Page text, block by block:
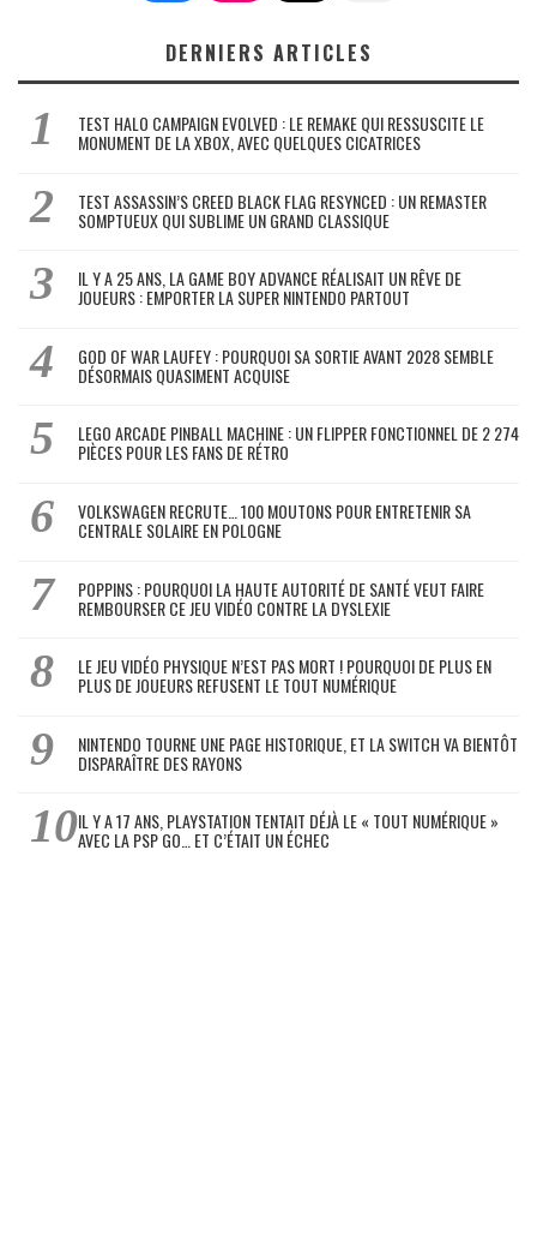
DERNIERS ARTICLES
TEST HALO CAMPAIGN EVOLVED : LE REMAKE QUI RESSUSCITE LE
MONUMENT DE LA XBOX, AVEC QUELQUES CICATRICES
TEST ASSASSIN’S CREED BLACK FLAG RESYNCED : UN REMASTER
SOMPTUEUX QUI SUBLIME UN GRAND CLASSIQUE
IL Y A 25 ANS, LA GAME BOY ADVANCE RÉALISAIT UN RÊVE DE
JOUEURS : EMPORTER LA SUPER NINTENDO PARTOUT
GOD OF WAR LAUFEY : POURQUOI SA SORTIE AVANT 2028 SEMBLE
DÉSORMAIS QUASIMENT ACQUISE
LEGO ARCADE PINBALL MACHINE : UN FLIPPER FONCTIONNEL DE 2 274
PIÈCES POUR LES FANS DE RÉTRO
VOLKSWAGEN RECRUTE… 100 MOUTONS POUR ENTRETENIR SA
CENTRALE SOLAIRE EN POLOGNE
POPPINS : POURQUOI LA HAUTE AUTORITÉ DE SANTÉ VEUT FAIRE
REMBOURSER CE JEU VIDÉO CONTRE LA DYSLEXIE
LE JEU VIDÉO PHYSIQUE N’EST PAS MORT ! POURQUOI DE PLUS EN
PLUS DE JOUEURS REFUSENT LE TOUT NUMÉRIQUE
NINTENDO TOURNE UNE PAGE HISTORIQUE, ET LA SWITCH VA BIENTÔT
DISPARAÎTRE DES RAYONS
IL Y A 17 ANS, PLAYSTATION TENTAIT DÉJÀ LE « TOUT NUMÉRIQUE »
AVEC LA PSP GO… ET C’ÉTAIT UN ÉCHEC